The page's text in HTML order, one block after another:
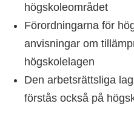
högskoleområdet
Förordningarna för
anvisningar om
högskolelagen
Den arbetsrättsliga
förstås också på